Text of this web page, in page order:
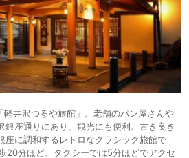
井沢つるや旅館」。老舗のパン屋さんや
銀座通りにあり、観光にも便利。古き良き
座に調和するレトロなクラシック旅館で
20分ほど、タクシーでは5分ほどでアクセ